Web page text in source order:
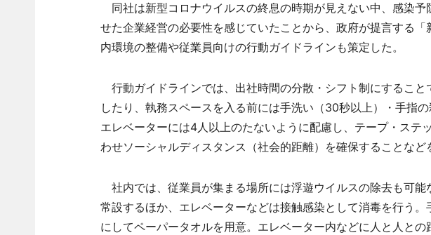
同社は新型コロナウイルスの終息の時期が見えない中、感染予
せた企業経営の必要性を感じていたことから、政府が提言する
内環境の整備や従業員向けの行動ガイドラインも策定した。
行動ガイドラインでは、出社時間の分散・シフト制にすること
したり、執務スペースを入る前には手洗い（30秒以上）・手指
エレベーターには4人以上のたないように配慮し、テープ・ステ
わせソーシャルディスタンス（社会的距離）を確保することなど
社内では、従業員が集まる場所には浮遊ウイルスの除去も可能
常設するほか、エレベーターなどは接触感染として消毒を行う
にしてペーパータオルを用意。エレベーター内などに人と人と